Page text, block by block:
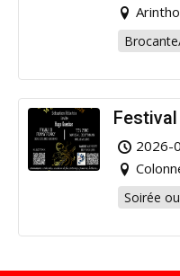
2026-
Soirée